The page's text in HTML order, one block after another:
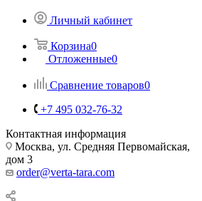
Личный кабинет
Корзина0
Отложенные0
Сравнение товаров0
+7 495 032-76-32
Контактная информация
Москва, ул. Средняя Первомайская,
дом 3
order@verta-tara.com